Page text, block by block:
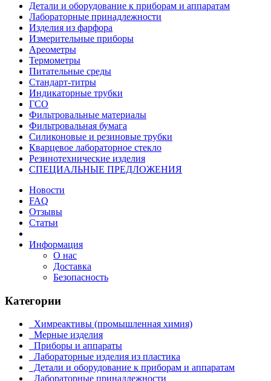
Детали и оборудование к приборам и аппаратам
Лабораторные принадлежности
Изделия из фарфора
Измерительные приборы
Ареометры
Термометры
Питательные среды
Стандарт-титры
Индикаторные трубки
ГСО
Фильтровальные материалы
Фильтровальная бумага
Силиконовые и резиновые трубки
Кварцевое лабораторное стекло
Резинотехнические изделия
СПЕЦИАЛЬНЫЕ ПРЕДЛОЖЕНИЯ
Новости
FAQ
Отзывы
Статьи
Информация
О нас
Доставка
Безопасность
Категории
Химреактивы (промышленная химия)
Мерные изделия
Приборы и аппараты
Лабораторные изделия из пластика
Детали и оборудование к приборам и аппаратам
Лабораторные принадлежности